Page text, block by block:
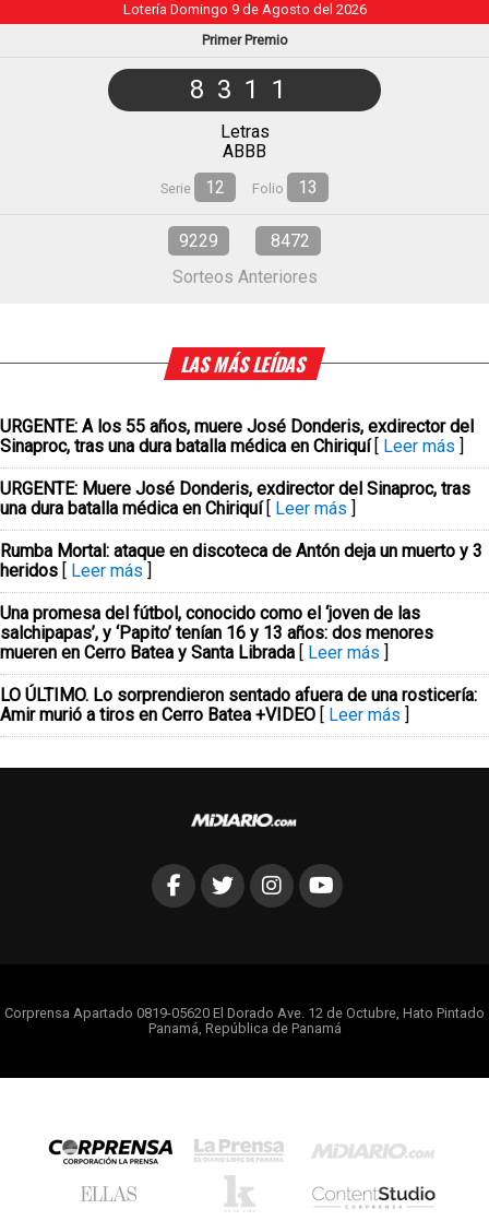
Lotería Domingo 9 de Agosto del 2026
Primer Premio
8311
Letras
ABBB
Serie 12 Folio 13
9229
8472
Sorteos Anteriores
LAS MÁS LEÍDAS
URGENTE: A los 55 años, muere José Donderis, exdirector del
Sinaproc, tras una dura batalla médica en Chiriquí [ Leer más ]
URGENTE: Muere José Donderis, exdirector del Sinaproc, tras
una dura batalla médica en Chiriquí [ Leer más ]
Rumba Mortal: ataque en discoteca de Antón deja un muerto y 3
heridos [ Leer más ]
Una promesa del fútbol, conocido como el ‘joven de las
salchipapas’, y ‘Papito’ tenían 16 y 13 años: dos menores
mueren en Cerro Batea y Santa Librada [ Leer más ]
LO ÚLTIMO. Lo sorprendieron sentado afuera de una rosticería:
Amir murió a tiros en Cerro Batea +VIDEO [ Leer más ]
Corprensa Apartado 0819-05620 El Dorado Ave. 12 de Octubre, Hato Pintado
Panamá, República de Panamá